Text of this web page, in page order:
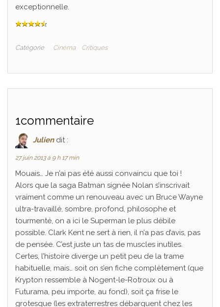
exceptionnelle.
Catégorie Cinéma Critiques
1commentaire
Julien dit :
27 juin 2013 à 9 h 17 min
Mouais… Je n’ai pas été aussi convaincu que toi !
Alors que la saga Batman signée Nolan s’inscrivait
vraiment comme un renouveau avec un Bruce Wayne
ultra-travaillé, sombre, profond, philosophe et
tourmenté, on a ici le Superman le plus débile
possible. Clark Kent ne sert à rien, il n’a pas d’avis, pas
de pensée. C’est juste un tas de muscles inutiles.
Certes, l’histoire diverge un petit peu de la trame
habituelle, mais… soit on s’en fiche complètement (que
Krypton ressemble à Nogent-le-Rotroux ou à
Futurama, peu importe, au fond), soit ça frise le
grotesque (les extraterrestres débarquent chez les